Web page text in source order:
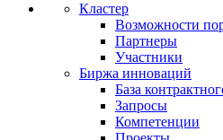
Кластер
Возможности
Партнеры
Участники
Биржа инноваций
База
Запросы
Компетенции